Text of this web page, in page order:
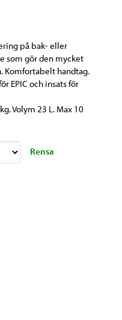
på bak- eller
som gör den mycket
Komfortabelt handtag.
EPIC och insats för
Volym 23 L. Max 10
Rensa